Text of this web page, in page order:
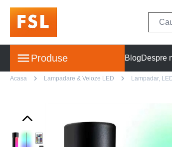
Produse BlogDespre
Acasa Lampadare & Veioze LED Lampadar,